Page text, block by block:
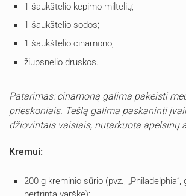
1 šaukštelio kepimo miltelių;
1 šaukštelio sodos;
1 šaukštelio cinamono;
žiupsnelio druskos.
Patarimas: cinamoną galima pakeisti
prieskoniais. Tešlą galima paskaninti
džiovintais vaisiais, nutarkuota apelsinų
Kremui:
200 g kreminio sūrio (pvz.,